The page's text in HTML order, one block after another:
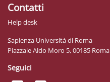
Contatti
Help desk
Sapienza Università di Roma
Piazzale Aldo Moro 5, 00185 Roma
Seguici